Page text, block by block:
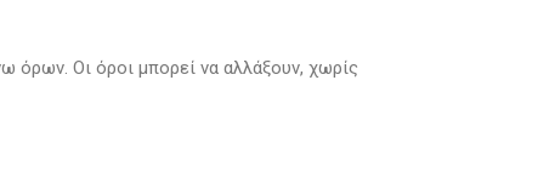
όρων. Οι όροι μπορεί να αλλάξουν, χωρίς